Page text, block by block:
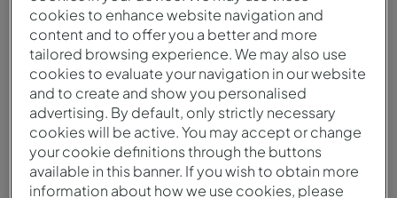
¿Necesita salas de reuniones?
Sí
No
cookies to enhance website navigation and
content and to offer you a better and more
tailored browsing experience. We may also use
cookies to evaluate your navigation in our website
and to create and show you personalised
advertising. By default, only strictly necessary
cookies will be active. You may accept or change
your cookie definitions through the buttons
available in this banner. If you wish to obtain more
information about how we use cookies, please